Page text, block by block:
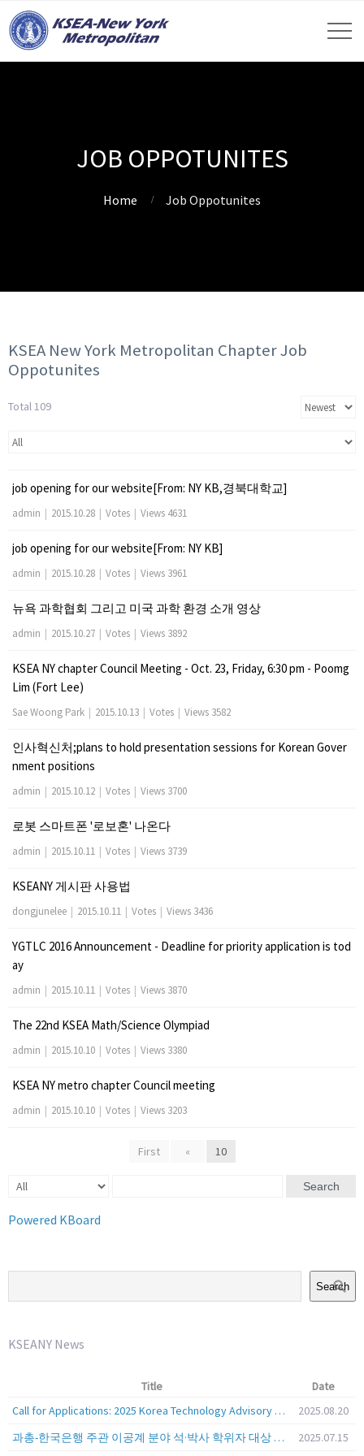
JOB OPPOTUNITES
Home Job Oppotunites
KSEA New York Metropolitan Chapter Job
Oppotunites
Total 109
job opening for our website[From: NY KB,경북대학교]
admin | 2015.10.28 | Votes | Views 4631
job opening for our website[From: NY KB]
admin | 2015.10.28 | Votes | Views 3961
뉴욕 과학협회 그리고 미국 과학 환경 소개 영상
admin | 2015.10.27 | Votes | Views 3892
KSEA NY chapter Council Meeting - Oct. 23, Friday, 6:30 pm - Poomg
Lim (Fort Lee)
Sae Woong Park | 2015.10.13 | Votes | Views 3582
인사혁신처;plans to hold presentation sessions for Korean Gover
nment positions
admin | 2015.10.12 | Votes | Views 3700
로봇 스마트폰 '로보혼' 나온다
admin | 2015.10.11 | Votes | Views 3739
KSEANY 게시판 사용법
dongjunelee | 2015.10.11 | Votes | Views 3436
YGTLC 2016 Announcement - Deadline for priority application is tod
ay
admin | 2015.10.11 | Votes | Views 3870
The 22nd KSEA Math/Science Olympiad
admin | 2015.10.10 | Votes | Views 3380
KSEA NY metro chapter Council meeting
admin | 2015.10.10 | Votes | Views 3203
First « 10
Search
Powered KBoard
Search
KSEANY News
Title
Date
Call for Applications: 2025 Korea Technology Advisory Group (K-TAG)
2025.08.20
과총-한국은행 주관 이공계 분야 석·박사 학위자 대상 서베이
2025.07.15